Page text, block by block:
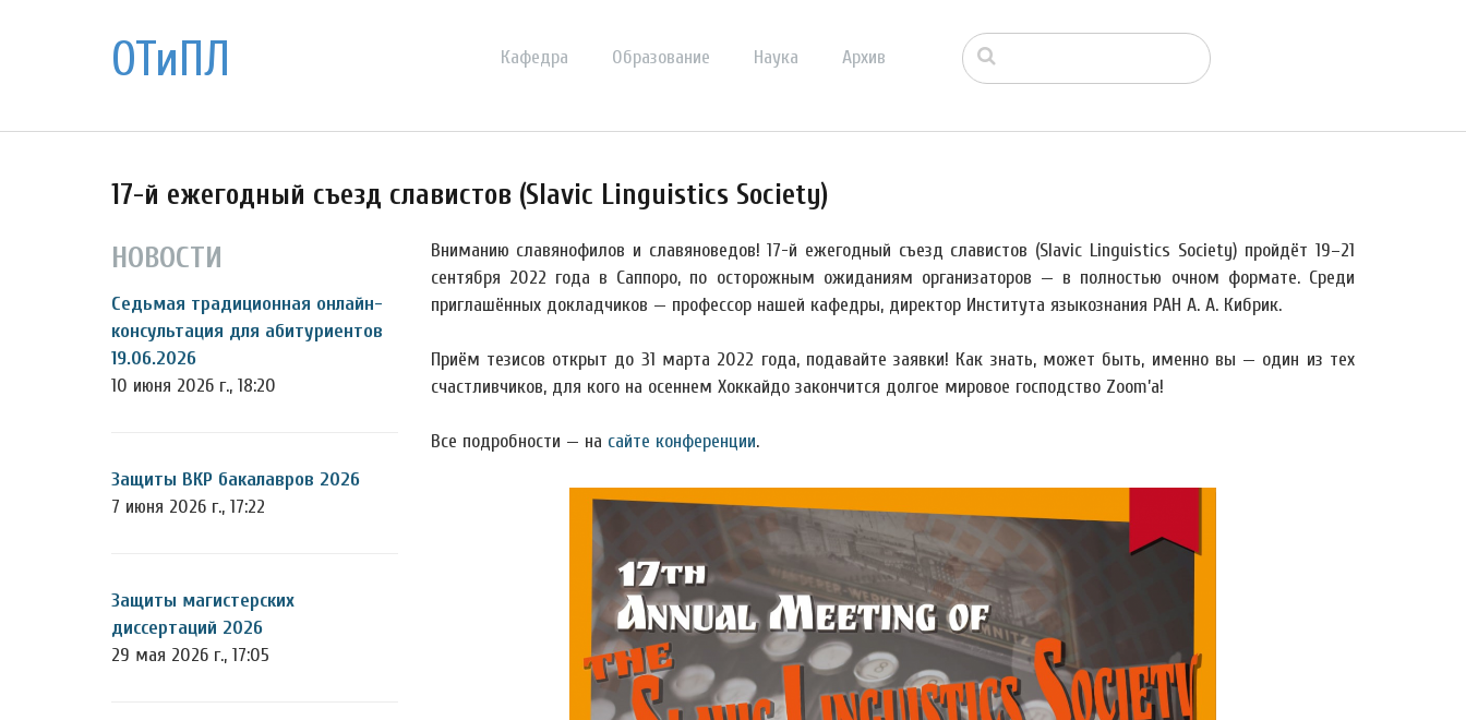
ОТиПЛ Кафедра Образование Наука Архив
17-й ежегодный съезд славистов (Slavic Linguistics Society)
НОВОСТИ
Седьмая традиционная онлайн-
консультация для абитуриентов
19.06.2026
10 июня 2026 г., 18:20
Защиты ВКР бакалавров 2026
7 июня 2026 г., 17:22
Защиты магистерских
диссертаций 2026
29 мая 2026 г., 17:05
Вниманию славянофилов и славяноведов! 17-й ежегодный съезд славистов (Slavic Linguistics Society) пройдёт 19–21
сентября 2022 года в Саппоро, по осторожным ожиданиям организаторов — в полностью очном формате. Среди
приглашённых докладчиков — профессор нашей кафедры, директор Института языкознания РАН А. А. Кибрик.
Приём тезисов открыт до 31 марта 2022 года, подавайте заявки! Как знать, может быть, именно вы — один из тех
счастливчиков, для кого на осеннем Хоккайдо закончится долгое мировое господство Zoom’а!
Все подробности — на сайте конференции.